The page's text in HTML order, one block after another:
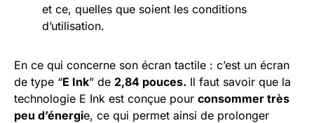
et ce, quelles que soient les conditions
d’utilisation.
En ce qui concerne son écran tactile : c’est un écran
de type “E Ink” de 2,84 pouces. Il faut savoir que la
technologie E Ink est conçue pour consommer très
peu d’énergie, ce qui permet ainsi de prolonger